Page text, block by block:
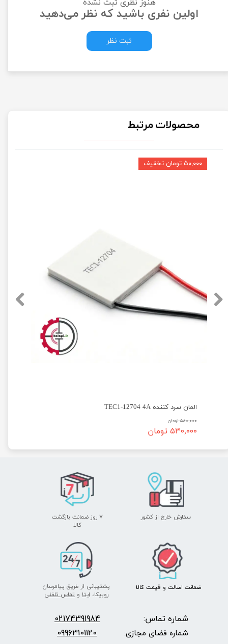
هنوز نظری ثبت نشده
اولین نفری باشید که نظر می‌دهید
ثبت نظر
محصولات مرتبط
المان سرد کننده TEC1-12704 4A
۵۸۰,۰۰۰ تومان
۵۳۰,۰۰۰ تومان
۵۰,۰۰۰ تومان تخفیف
پشتیبانی از طریق پیامرسان
روبیکا،ایتا وتماس تلفنی
سفارش خارج از کشور
۷ روز ضمانت بازگشت
​​​​​​​کالا
ضمانت اصالت و قیمت​​​​​​​ کالا ​​​​​​​
شماره تماس: 02174391984
شماره فضای مجازی: 09963101120